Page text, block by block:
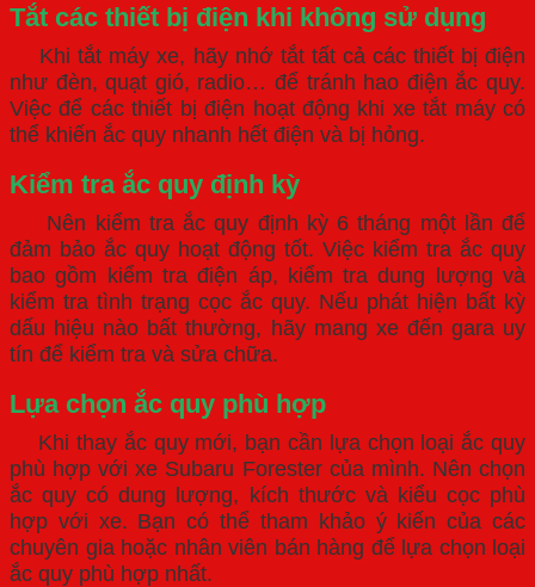
Tắt các thiết bị điện khi không sử dụng
Khi tắt máy xe, hãy nhớ tắt tất cả các thiết bị điện
như đèn, quạt gió, radio… để tránh hao điện ắc quy.
Việc để các thiết bị điện hoạt động khi xe tắt máy có
thể khiến ắc quy nhanh hết điện và bị hỏng.
Kiểm tra ắc quy định kỳ
Nên kiểm tra ắc quy định kỳ 6 tháng một lần để
đảm bảo ắc quy hoạt động tốt. Việc kiểm tra ắc quy
bao gồm kiểm tra điện áp, kiểm tra dung lượng và
kiểm tra tình trạng cọc ắc quy. Nếu phát hiện bất kỳ
dấu hiệu nào bất thường, hãy mang xe đến gara uy
tín để kiểm tra và sửa chữa.
Lựa chọn ắc quy phù hợp
Khi thay ắc quy mới, bạn cần lựa chọn loại ắc quy
phù hợp với xe Subaru Forester của mình. Nên chọn
ắc quy có dung lượng, kích thước và kiểu cọc phù
hợp với xe. Bạn có thể tham khảo ý kiến của các
chuyên gia hoặc nhân viên bán hàng để lựa chọn loại
ắc quy phù hợp nhất.